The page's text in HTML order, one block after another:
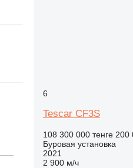
6
Tescar CF3S
108 300 000 тенге 200
Буровая установка
2021
2 900 м/ч